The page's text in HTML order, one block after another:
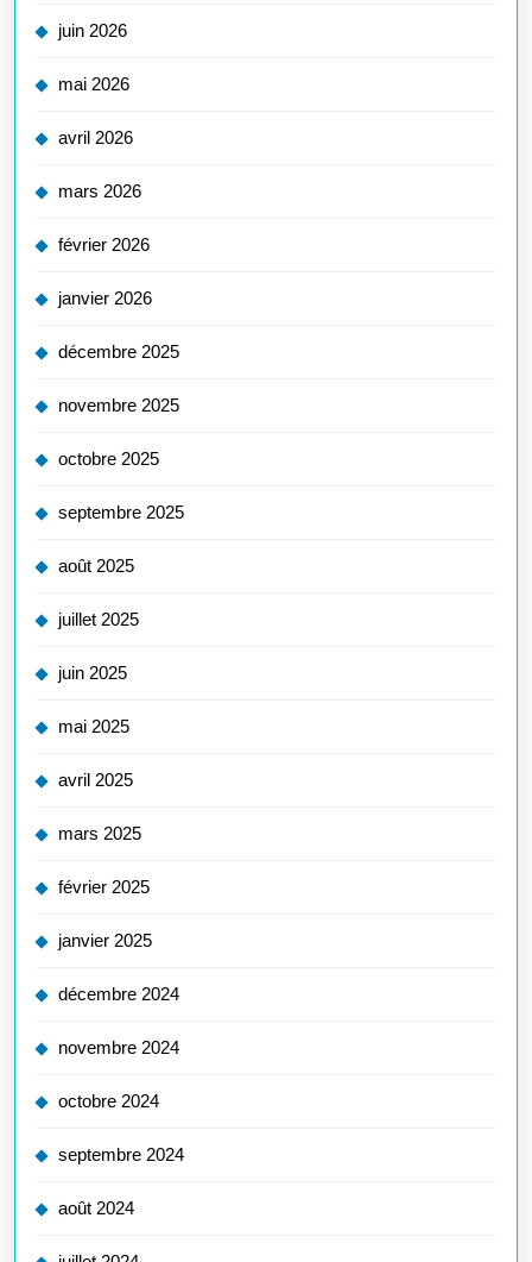
juin 2026
mai 2026
avril 2026
mars 2026
février 2026
janvier 2026
décembre 2025
novembre 2025
octobre 2025
septembre 2025
août 2025
juillet 2025
juin 2025
mai 2025
avril 2025
mars 2025
février 2025
janvier 2025
décembre 2024
novembre 2024
octobre 2024
septembre 2024
août 2024